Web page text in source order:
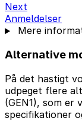
Next
Anmeldelser
Mere
Alternative
På det hastigt
udpeget flere
(GEN1), som
specifikationer